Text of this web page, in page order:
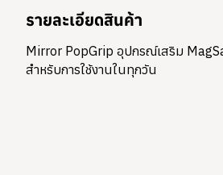
รายละเอียดสินค้า
Mirror PopGrip อุปกรณ์เสริม
สำหรับการใช้งานในทุกวัน